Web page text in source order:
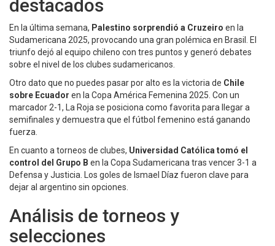
destacados
En la última semana, Palestino sorprendió a Cruzeiro en la
Sudamericana 2025, provocando una gran polémica en Brasil. El
triunfo dejó al equipo chileno con tres puntos y generó debates
sobre el nivel de los clubes sudamericanos.
Otro dato que no puedes pasar por alto es la victoria de Chile
sobre Ecuador en la Copa América Femenina 2025. Con un
marcador 2-1, La Roja se posiciona como favorita para llegar a
semifinales y demuestra que el fútbol femenino está ganando
fuerza.
En cuanto a torneos de clubes, Universidad Católica tomó el
control del Grupo B en la Copa Sudamericana tras vencer 3-1 a
Defensa y Justicia. Los goles de Ismael Díaz fueron clave para
dejar al argentino sin opciones.
Análisis de torneos y
selecciones